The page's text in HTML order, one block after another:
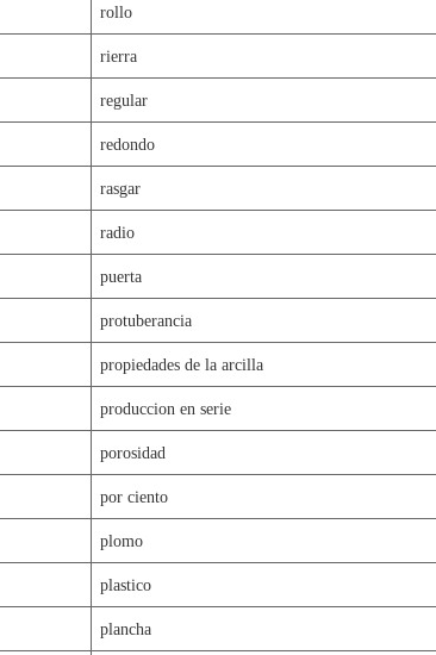
rollo
rierra
regular
redondo
rasgar
radio
puerta
protuberancia
propiedades de la arcilla
produccion en serie
porosidad
por ciento
plomo
plastico
plancha